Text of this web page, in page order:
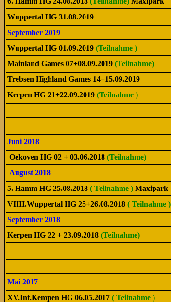
Wuppertal HG 31.08.2019
September 2019
Wuppertal HG 01.09.2019 (Teilnahme )
Mainland Games 07+08.09.2019 (Teilnahme)
Trebsen Highland Games 14+15.09.2019
Kerpen HG 21+22.09.2019 (Teilnahme )
Juni 2018
Oekoven HG 02 + 03.06.2018 (Teilnahme)
August 2018
5. Hamm HG 25.08.2018 ( Teilnahme ) Maxipark
VIIII.Wuppertal HG 25+26.08.2018 ( Teilnahme )
September 2018
Kerpen HG 22 + 23.09.2018 (Teilnahme)
Mai 2017
XV.Int.Kempen HG 06.05.2017 ( Teilnahme )